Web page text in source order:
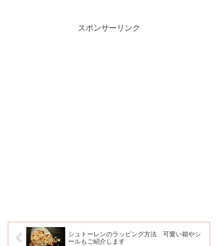
スポンサーリンク
シュトーレンのラッピング方法 可愛い箱やシ
ールもご紹介します